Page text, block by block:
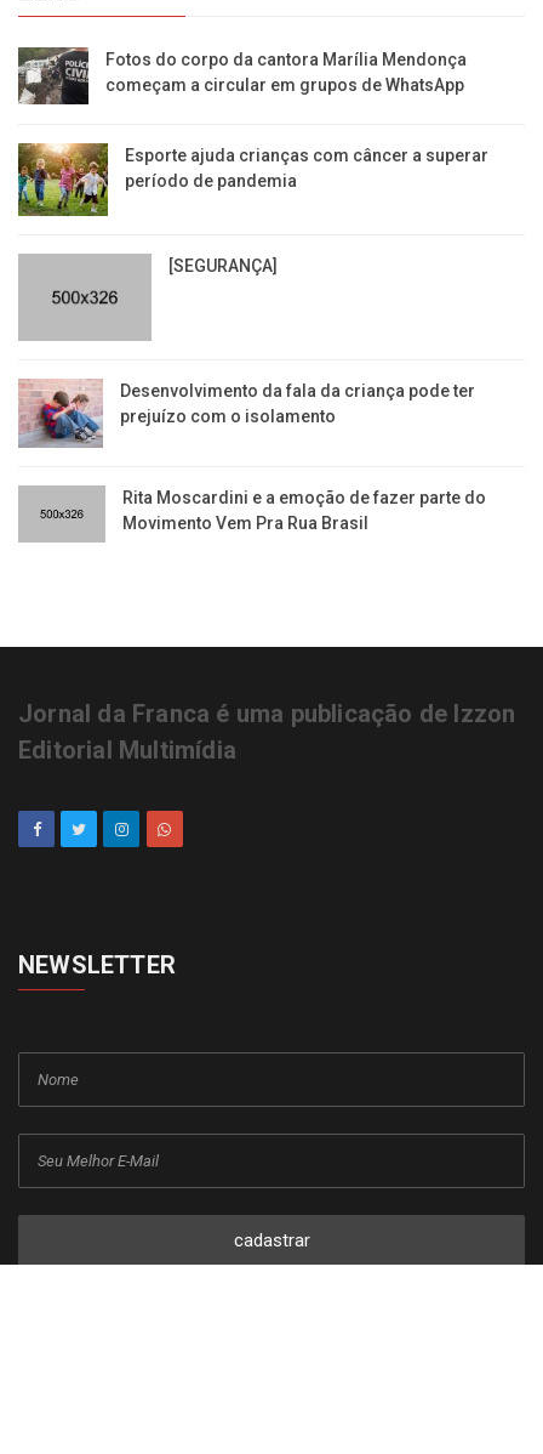
Fotos do corpo da cantora Marília Mendonça
começam a circular em grupos de WhatsApp
Esporte ajuda crianças com câncer a superar
período de pandemia
[SEGURANÇA]
Desenvolvimento da fala da criança pode ter
prejuízo com o isolamento
Rita Moscardini e a emoção de fazer parte do
Movimento Vem Pra Rua Brasil
Jornal da Franca é uma publicação de Izzon
Editorial Multimídia
NEWSLETTER
cadastrar